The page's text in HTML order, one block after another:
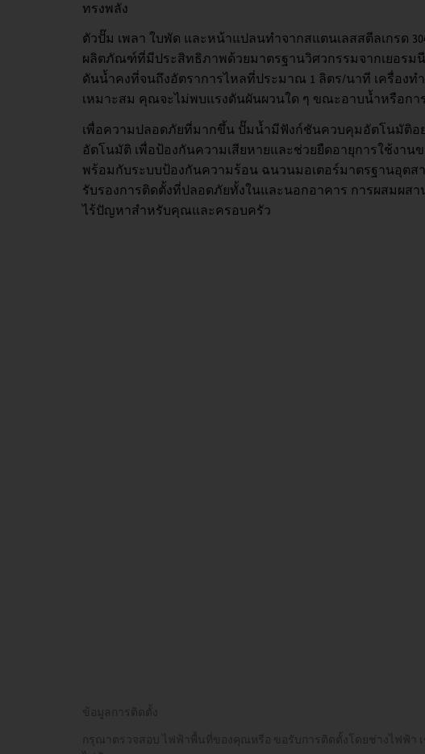
ทรงพลัง
ตัวปั๊ม เพลา ใบพัด และหน้าแปลนทำจากสแตนเลสสตีลเกรด 304
ผลิตภัณฑ์ที่มีประสิทธิภาพด้วยมาตรฐานวิศวกรรมจากเยอรมนี
ดันน้ำคงที่จนถึงอัตราการไหลที่ประมาณ 1 ลิตร/นาที เครื่อง
เหมาะสม คุณจะไม่พบแรงดันผันผวนใด ๆ ขณะอาบน้ำหรือกา
เพื่อความปลอดภัยที่มากขึ้น ปั๊มน้ำมีฟังก์ชันควบคุมอัตโนมัติอย่
อัตโนมัติ เพื่อป้องกันความเสียหายและช่วยยืดอายุการใช้งา
พร้อมกับระบบป้องกันความร้อน ฉนวนมอเตอร์มาตรฐานอุตส
รับรองการติดตั้งที่ปลอดภัยทั้งในและนอกอาคาร การผสมผส
ไร้ปัญหาสำหรับคุณและครอบครัว
ข้อมูลการติดตั้ง
กรุณาตรวจสอบ ไฟฟ้าพื้นที่ของคุณหรือ ขอรับการติดตั้งโดยช่างไฟฟ้า